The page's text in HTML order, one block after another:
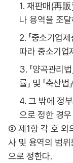
1. 재판매(再
나 용역을 조
2. 「중소기업
따라 중소기업
3. 「양곡관리
률」 및 「축산
4. 그 밖에 정
으로 정한 경우
② 제1항 각 호 외
사 및 용역의 범
으로 정한다.